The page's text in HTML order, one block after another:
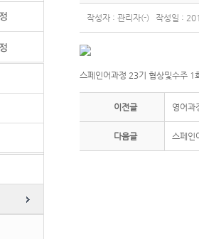
작성자 : 관리자(-) 작성일 :
스페인어과정 23기 협상및수주
이전글 영어
다음글 스페인